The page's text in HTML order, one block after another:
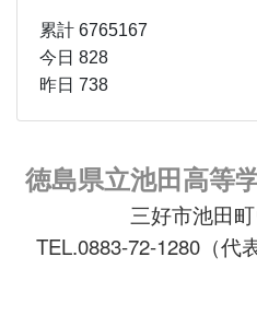
累計 6765167
今日 828
昨日 738
徳島県立池田高等
三好市池田
TEL.0883-72-1280（代